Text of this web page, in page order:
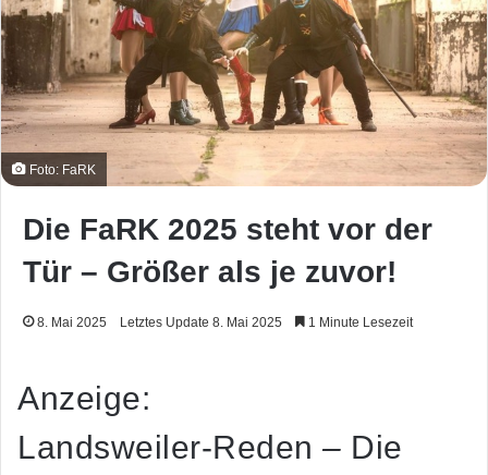
Foto: FaRK
Die FaRK 2025 steht vor der
Tür – Größer als je zuvor!
8. Mai 2025 Letztes Update 8. Mai 2025 1 Minute Lesezeit
Anzeige:
Landsweiler-Reden – Die